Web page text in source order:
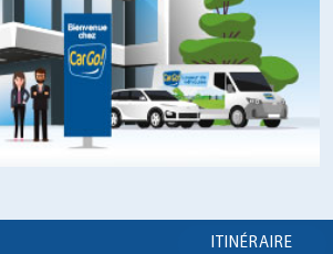
ITINÉRAIRE